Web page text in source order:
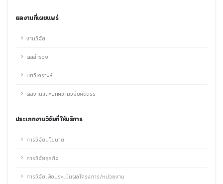
ผลงานที่เผยแพร่
งานวิจัย
ผลสำรวจ
บทวิเคราะห์
ผลงานและบทความวิจัยคัดสรร
ประเภทงานวิจัยที่ให้บริการ
การวิจัยนโยบาย
การวิจัยธุรกิจ
การวิจัยเพื่อประเมินผลโครงการ/หน่วยงาน